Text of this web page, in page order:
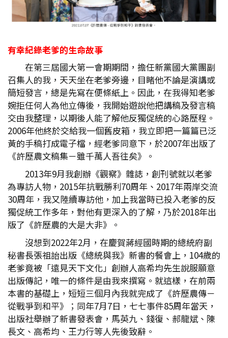
有幸紀錄老爹的生命故事
在第三屆國大第一會期期間，擔任新黨國大黨團副
召集人的我，天天坐在老爹旁邊，目睹他不論是演講或
簡短發言，總是先寫在便條紙上。因此，在我得知老爹
婉拒任何人為他立傳後，我開始遊說他把講稿及發言稿
交由我整理，以期後人能了解他反獨促統的心路歷程。
2006年他終於交給我一個舊皮箱，我立即把一篇篇已泛
黃的手稿打成電子檔，經老爹同意下，於2007年出版了
《許歷農文稿集－雖千萬人吾往矣》。
2013年9月我創辦《觀察》雜誌，創刊號就以老爹
為專訪人物，2015年抗戰勝利70周年、2017年兩岸交流
30周年，我又陸續專訪他，加上我當時已投入老爹的反
獨促統工作多年，對他有更深入的了解，乃於2018年出
版了《許歷農的大是大非》。
沒想到2022年2月，在慶賀蔣經國時期的總統府副
秘書長張祖詒出版《總統與我》新書的餐會上，104歲的
老爹竟被「遠見天下文化」創辦人高希均先生說服願意
出版傳記，唯一的條件是由我來撰寫。就這樣，在前兩
本書的基礎上，短短三個月內我就完成了《許歷農傳－
從戰爭到和平》；同年7月7日，七七事件85周年當天，
出版社舉辦了新書發表會，馬英九、錢復、郝龍斌、陳
長文、高希均、王力行等人先後致辭。